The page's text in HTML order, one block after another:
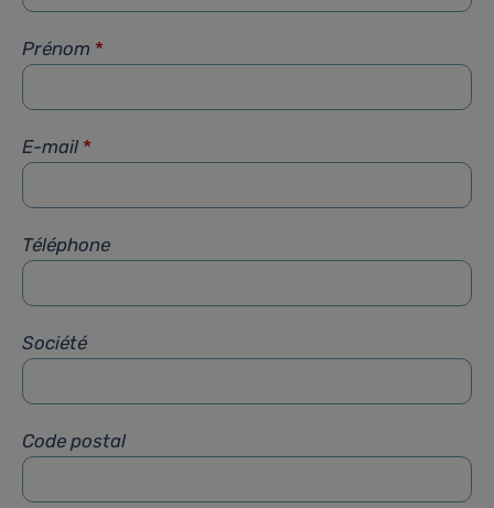
Prénom *
E-mail *
Téléphone
Société
Code postal